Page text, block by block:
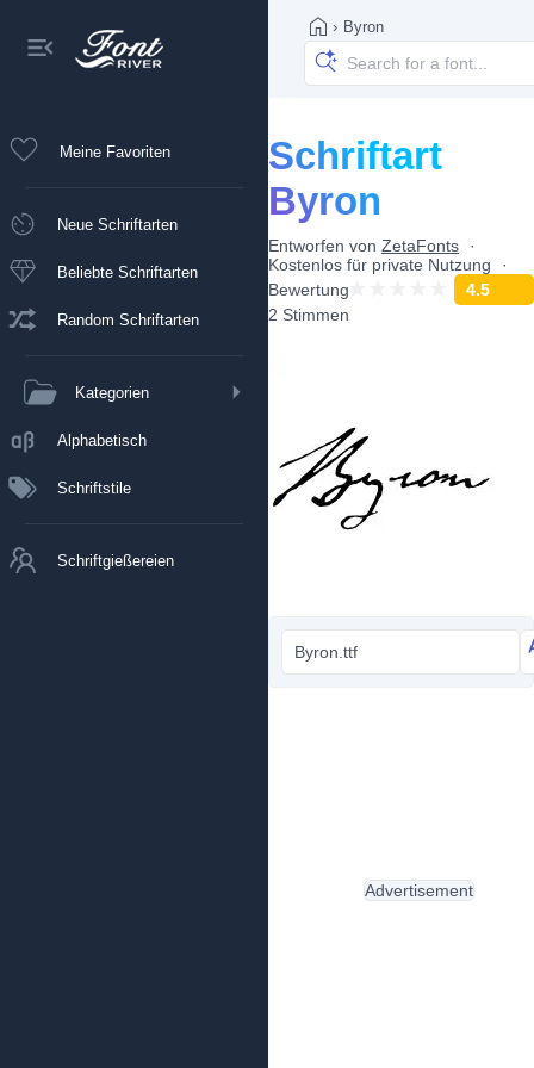
Meine Favoriten
Neue Schriftarten
Beliebte Schriftarten
Random Schriftarten
Kategorien
Alphabetisch
Schriftstile
Schriftgießereien
› Byron
Schriftart
Byron
Entworfen von ZetaFonts
Kostenlos für private Nutzung
Bewertung
4.5
2 Stimmen
Byron.ttf
Advertisement